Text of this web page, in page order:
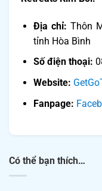
Địa chỉ: Thôn
tỉnh Hòa Bình
Số điện thoại:
Website:
Fanpage:
Có thể bạn thích…